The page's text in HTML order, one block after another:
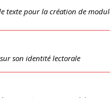
texte pour la création de
son identité lectorale